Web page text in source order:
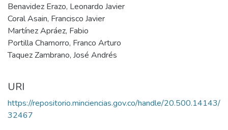
Benavidez Erazo, Leonardo Javier
Coral Asain, Francisco Javier
Martínez Apráez, Fabio
Portilla Chamorro, Franco Arturo
Taquez Zambrano, José Andrés
URI
https://repositorio.minciencias.gov.co/handle/20.500.14143/
32467